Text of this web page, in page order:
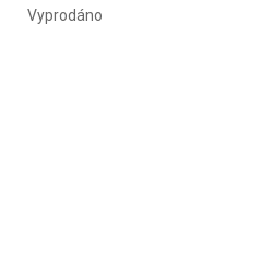
Vyprodáno